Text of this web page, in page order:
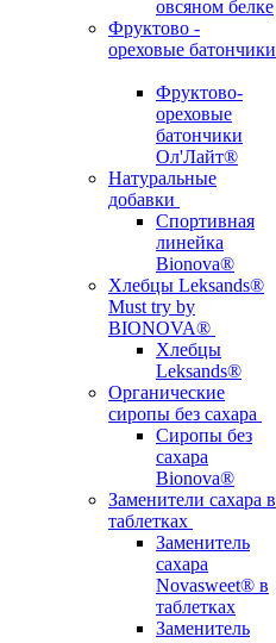
овсяном белке
Фруктово -
ореховые батончики
Фруктово-
ореховые
батончики
Ол'Лайт®
Натуральные
добавки
Спортивная
линейка
Bionova®
Хлебцы Leksands®
Must try by
BIONOVA®
Хлебцы
Leksands®
Органические
сиропы без сахара
Сиропы без
сахара
Bionova®
Заменители сахара в
таблетках
Заменитель
сахара
Novasweet® в
таблетках
Заменитель